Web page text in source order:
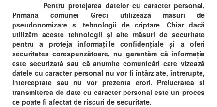
Pentru protejarea datelor cu caracter personal,
Primăria comunei Greci utilizează măsuri de
pseudonomizare si tehnologii de criptare. Chiar dacă
utilizăm aceste tehnologii și alte măsuri de securitate
pentru a proteja informațiile confidențiale și a oferi
securitatea corespunzătoare, nu garantăm că informația
este securizată sau că anumite comunicări care vizează
datele cu caracter personal nu vor fi întârziate, întrerupte,
interceptate sau nu vor prezenta erori. Prelucrarea și
transmiterea de date cu caracter personal este un proces
ce poate fi afectat de riscuri de securitate.